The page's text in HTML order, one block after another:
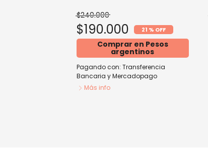
$240.000
$190.000 21 % OFF
Comprar en Pesos
argentinos
Pagando con:Transferencia
Bancaria yMercadopago
Más info